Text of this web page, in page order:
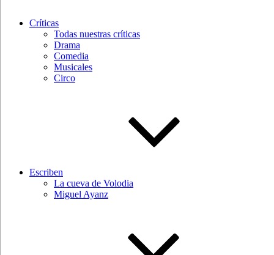
Críticas
Todas nuestras críticas
Drama
Comedia
Musicales
Circo
Escriben
La cueva de Volodia
Miguel Ayanz